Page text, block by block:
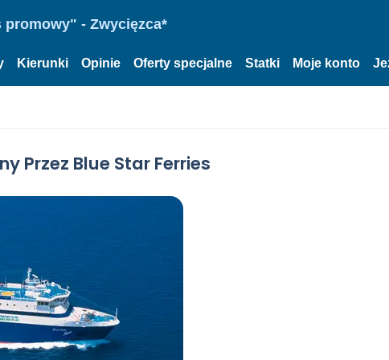
- Zwycięzca*
Kierunki Opinie Oferty specjalne Statki Moje konto
Przez Blue Star Ferries